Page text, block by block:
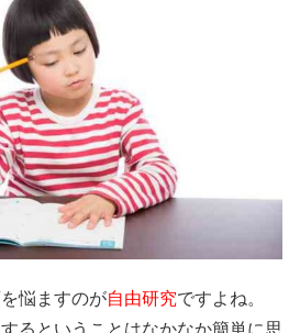
悩ますのが自由研究ですよね。
るということはなかなか簡単に思